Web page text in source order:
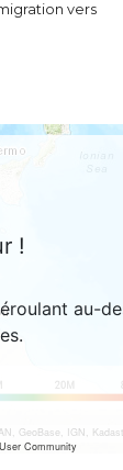
vers